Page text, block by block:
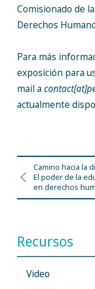
Comisionado de
Derechos
Para más
exposición para
mail a
actualmente
Camino hacia la
El poder de la
en derechos
Recursos
Video